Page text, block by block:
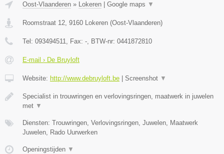
Oost-Vlaanderen » Lokeren Google maps ▼
Roomstraat 12, 9160 Lokeren (Oost-Vlaanderen)
Tel: 093494511, Fax: -, BTW-nr: 0441872810
E-mail › De Bruyloft
Website: http://www.debruyloft.be Screenshot ▼
Specialist in trouwringen en verlovingsringen, maatwerk in juwelen
met ▼
Diensten: Trouwringen, Verlovingsringen, Juwelen, Maatwerk
Juwelen, Rado Uurwerken
Openingstijden ▼